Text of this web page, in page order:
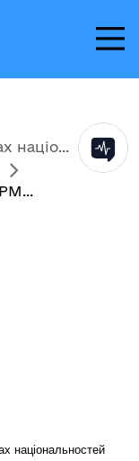
націо...
національностей